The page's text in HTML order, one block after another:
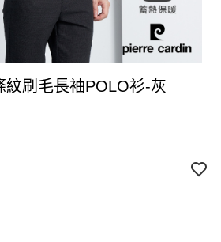
紋刷毛長袖POLO衫-灰